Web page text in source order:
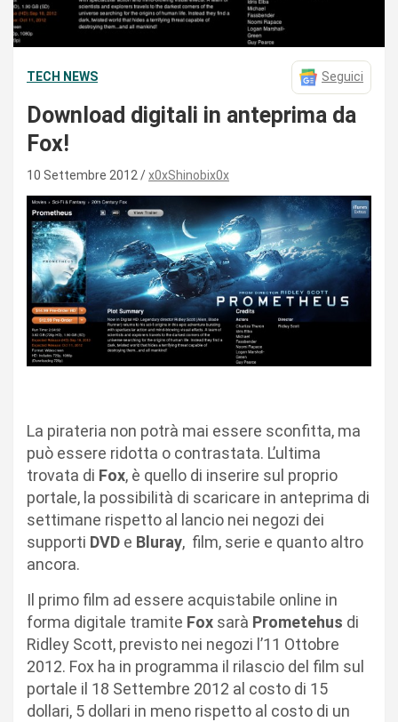
TECH NEWS Seguici
Download digitali in anteprima da
Fox!
10 Settembre 2012 x0xShinobix0x
La pirateria non potrà mai essere sconfitta, ma
può essere ridotta o contrastata. L’ultima
trovata di Fox, è quello di inserire sul proprio
portale, la possibilità di scaricare in anteprima di
settimane rispetto al lancio nei negozi dei
supporti DVD e Bluray, film, serie e quanto altro
ancora.
Il primo film ad essere acquistabile online in
forma digitale tramite Fox sarà Prometehus di
Ridley Scott, previsto nei negozi l’11 Ottobre
2012. Fox ha in programma il rilascio del film sul
portale il 18 Settembre 2012 al costo di 15
dollari, 5 dollari in meno rispetto al costo di un